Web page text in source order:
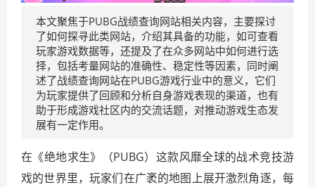
本文聚焦于PUBG战绩查询网站相关内容，主要探讨
了如何探寻此类网站，介绍其具备的功能，如可查看
玩家游戏数据等，还提及了在众多网站中如何进行选
择，包括考量网站的准确性、稳定性等因素，同时阐
述了战绩查询网站在PUBG游戏行业中的意义，它们
为玩家提供了回顾和分析自身游戏表现的渠道，也有
助于形成游戏社区内的交流话题，对推动游戏生态发
展有一定作用。
在《绝地求生》（PUBG）这款风靡全球的战术竞技游
戏的世界里，玩家们在广袤的地图上展开激烈角逐，每